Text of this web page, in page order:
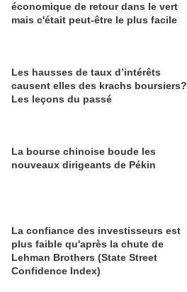
économique de retour dans le vert
mais c'était peut-être le plus facile
Les hausses de taux d’intérêts
causent elles des krachs boursiers?
Les leçons du passé
La bourse chinoise boude les
nouveaux dirigeants de Pékin
La confiance des investisseurs est
plus faible qu'après la chute de
Lehman Brothers (State Street
Confidence Index)